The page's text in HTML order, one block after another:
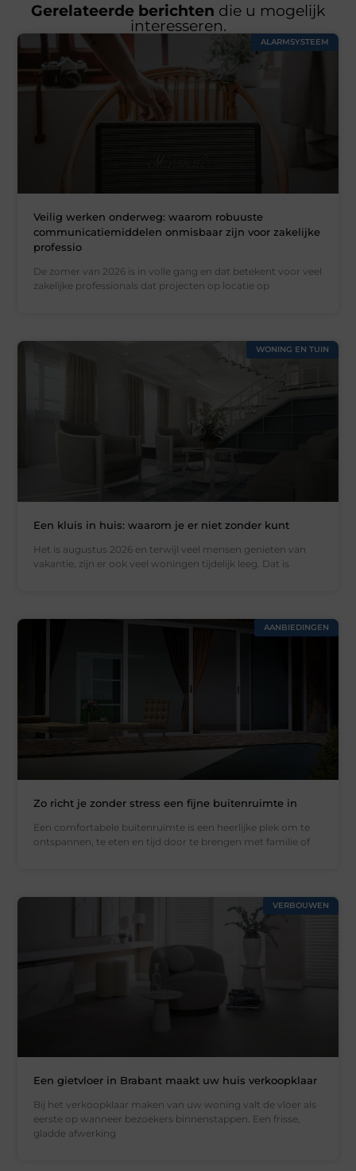
Gerelateerde berichten die u mogelijk
interesseren.
ALARMSYSTEEM
Veilig werken onderweg: waarom robuuste
communicatiemiddelen onmisbaar zijn voor zakelijke
professio
De zomer van 2026 is in volle gang en dat betekent voor veel
zakelijke professionals dat projecten op locatie op
WONING EN TUIN
Een kluis in huis: waarom je er niet zonder kunt
Het is augustus 2026 en terwijl veel mensen genieten van
vakantie, zijn er ook veel woningen tijdelijk leeg. Dat is
AANBIEDINGEN
Zo richt je zonder stress een fijne buitenruimte in
Een comfortabele buitenruimte is een heerlijke plek om te
ontspannen, te eten en tijd door te brengen met familie of
VERBOUWEN
Een gietvloer in Brabant maakt uw huis verkoopklaar
Bij het verkoopklaar maken van uw woning valt de vloer als
eerste op wanneer bezoekers binnenstappen. Een frisse,
gladde afwerking